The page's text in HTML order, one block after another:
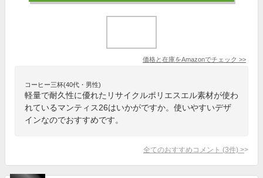
価格と在庫をAmazonでチェック >>
コーヒー三杯(40代・男性)
軽量で耐久性に優れたリサイクルポリエスエル素材が使わ
れているマンティス26はいかがですか。使いやすいデザ
インなのでおすすめです。
全てのおすすめコメント (3件) >